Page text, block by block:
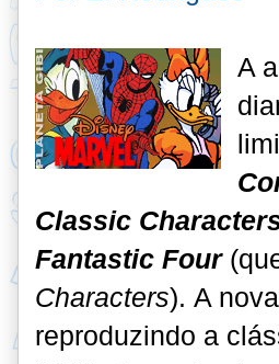
A
Classic
Fantastic Four
Characters). A
reproduzindo a